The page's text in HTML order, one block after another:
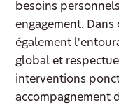
besoins
engagement.
également
global et
interventions
accompagnement